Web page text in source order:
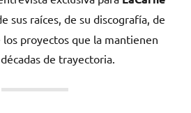
sus raíces, de su discografía, de
proyectos que la mantienen
de trayectoria.